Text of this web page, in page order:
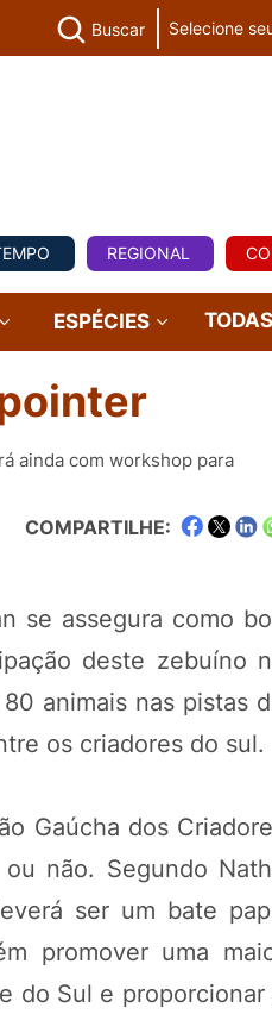
PECUÁRIA
Buscar Selecione
REGIONAL
ESPÉCIES TODAS
ainda com workshop para
COMPARTILHE:
se assegura como
deste zebuíno
animais nas pistas
os criadores do sul.
Gaúcha dos
não. Segundo
ser um bate
promover uma
do Sul e proporcionar